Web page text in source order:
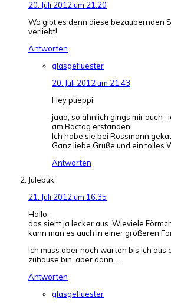
20. Juli 2012 um 21:20
Wo gibt es denn diese bezaubernden
verliebt!
Antworten
glasgefluester
20. Juli 2012 um 21:43
Hey pueppi,
jaaa, so ähnlich gings mir auch-
am Bactag erstanden!
Ich habe sie bei Rossmann
Ganz liebe Grüße und ein tolles
Antworten
Julebuk
21. Juli 2012 um 16:35
Hallo,
das sieht ja lecker aus. Wieviele
kann man es auch in einer größeren
Ich muss aber noch warten bis ich aus
zuhause bin, aber dann…..
Antworten
glasgefluester